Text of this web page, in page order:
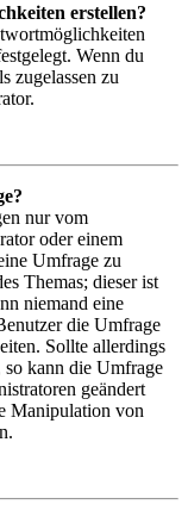
erstellen?
Wenn du
zugelassen zu
nur vom
oder einem
Umfrage zu
Themas; dieser ist
niemand eine
die Umfrage
Sollte allerdings
so kann die Umfrage
geändert
Manipulation von